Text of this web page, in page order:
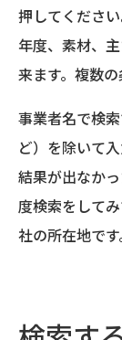
押してください
年度、素材、
来ます。複数の
事業者名で検
ど）を除いて
結果が出なか
度検索をして
社の所在地です